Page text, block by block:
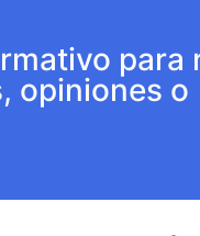
para
opiniones o